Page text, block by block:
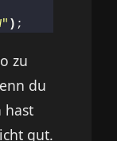
) ;
zu
du
hast
gut.